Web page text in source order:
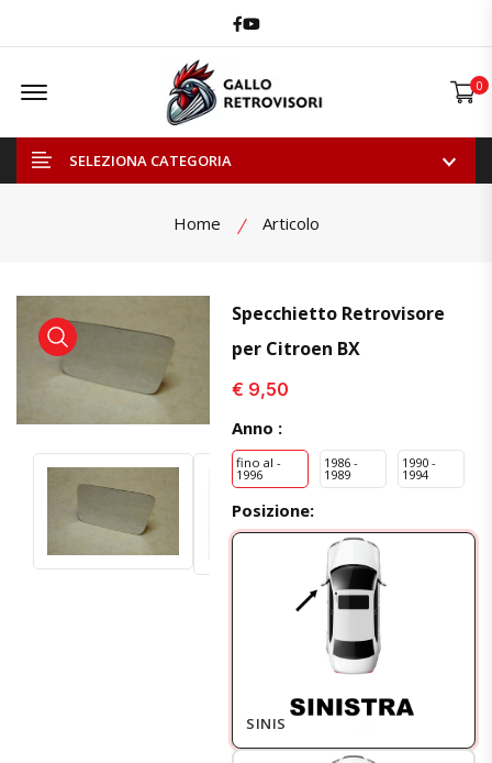
Facebook
Youtube
Offcanvas Menu Open 0
SELEZIONA CATEGORIA
Home Articolo
visualizza prodotto visualizza prodotto
Specchietto Retrovisore
per Citroen BX
€ 9,50
Anno :
fino al -
1996
1986 -
1989
1990 -
1994
Posizione:
SINISTRO